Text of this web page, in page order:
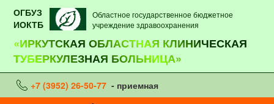
ОГБУЗ
ИОКТБ
Областное государственное бюджетное
учреждение здравоохранения
«ИРКУТСКАЯ ОБЛАСТНАЯ КЛИНИЧЕСКАЯ
ТУБЕРКУЛЕЗНАЯ БОЛЬНИЦА»
+7 (3952) 26-50-77 - приемная